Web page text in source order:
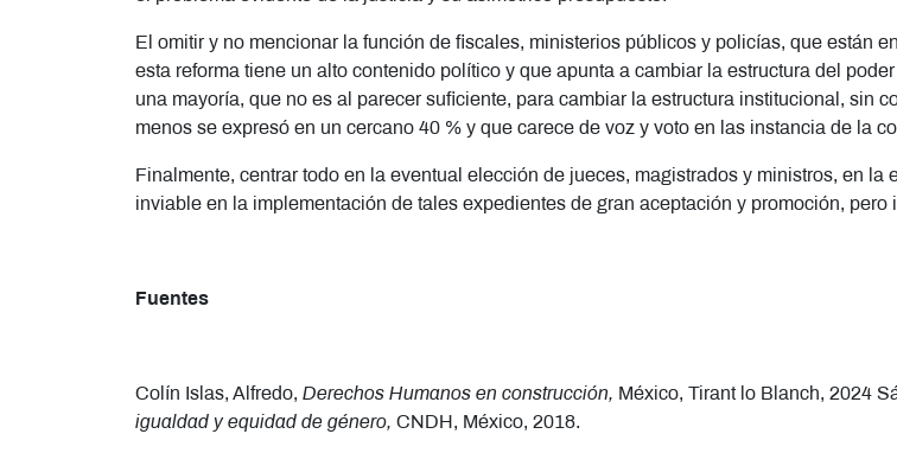
El omitir y no mencionar la función de fiscales, ministerios públicos y policías, que están
esta reforma tiene un alto contenido político y que apunta a cambiar la estructura del
una mayoría, que no es al parecer suficiente, para cambiar la estructura institucional, sin
menos se expresó en un cercano 40 % y que carece de voz y voto en las instancia de la
Finalmente, centrar todo en la eventual elección de jueces, magistrados y ministros, en
inviable en la implementación de tales expedientes de gran aceptación y promoción, pero
Fuentes
Colín Islas, Alfredo, Derechos Humanos en construcción, México, Tirant lo Blanch, 2024
igualdad y equidad de género, CNDH, México, 2018.